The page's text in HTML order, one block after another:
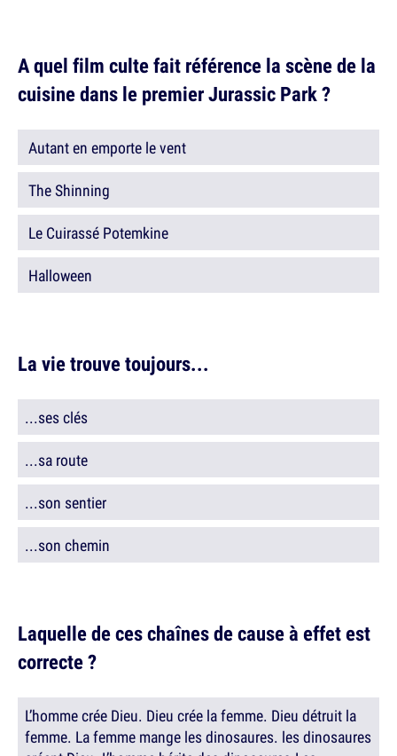
A quel film culte fait référence la scène de la
cuisine dans le premier Jurassic Park ?
Autant en emporte le vent
The Shinning
Le Cuirassé Potemkine
Halloween
La vie trouve toujours...
...ses clés
...sa route
...son sentier
...son chemin
Laquelle de ces chaînes de cause à effet est
correcte ?
L’homme crée Dieu. Dieu crée la femme. Dieu détruit la
femme. La femme mange les dinosaures. les dinosaures